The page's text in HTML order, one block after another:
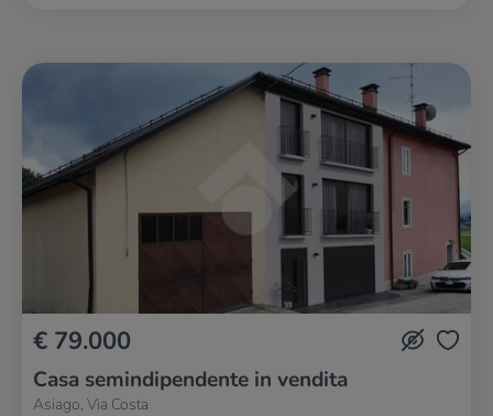
€ 79.000
Casa semindipendente in vendita
Asiago, Via Costa